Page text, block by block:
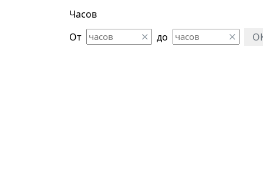
Руководитель
Руководитель автохозяйства (1)
Сметчик (38)
Часов
От
до